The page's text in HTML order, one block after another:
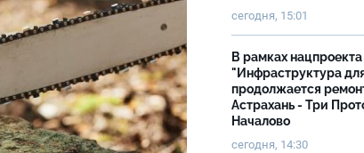
сегодня, 15:01
В рамках нацпроекта
"Инфраструктура
продолжается
Астрахань - Три
Началово
сегодня, 14:30